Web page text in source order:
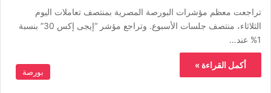
تراجعت معظم مؤشرات البورصة المصرية بمنتصف تعاملات اليوم
الثلاثاء، منتصف جلسات الأسبوع. وتراجع مؤشر “إيجى إكس 30” بنسبة
1% عند…
أكمل القراءة »
بورصة